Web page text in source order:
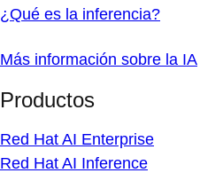
¿Qué es la inferencia?
Más información sobre la IA
Productos
Red Hat AI Enterprise
Red Hat AI Inference